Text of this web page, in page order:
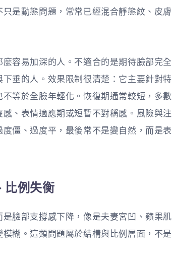
是動態問題，常常已經混合靜態紋、皮膚
容易加深的人。不適合的是期待臉部完全
垂的人。效果限制很清楚：它主要針對特
等於全臉年輕化。恢復期通常較短，多數
、表情適應期或短暫不對稱感。風險與注
僵、過度平，最後常不是變自然，而是表
比例失衡
臉部支撐感下降，像是夫妻宮凹、蘋果肌
糊。這類問題屬於結構與比例層面，不是